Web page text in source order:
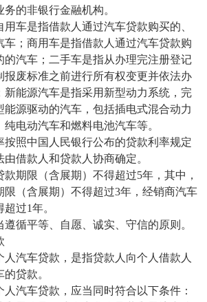
的非银行金融机构。
车是指借款人通过汽车贷款购买的、
车；商用车是指借款人通过汽车贷款购
的汽车；二手车是指从办理完注册登记
报废标准之前进行所有权变更并依法办
新能源汽车是指采用新型动力系统，完
能源驱动的汽车，包括插电式混合动力
纯电动汽车和燃料电池汽车等。
按照中国人民银行公布的贷款利率规定
借款人和贷款人协商确定。
期限（含展期）不得超过5年，其中，
限（含展期）不得超过3年，经销商汽车
过1年。
循平等、自愿、诚实、守信的原则。
汽车贷款，是指贷款人向个人借款人
贷款。
汽车贷款，应当同时符合以下条件：